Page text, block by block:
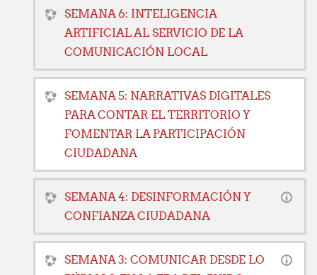
SEMANA 6: INTELIGENCIA
ARTIFICIAL AL SERVICIO DE LA
COMUNICACIÓN LOCAL
SEMANA 5: NARRATIVAS DIGITALES
PARA CONTAR EL TERRITORIO Y
FOMENTAR LA PARTICIPACIÓN
CIUDADANA
SEMANA 4: DESINFORMACIÓN Y
CONFIANZA CIUDADANA
SEMANA 3: COMUNICAR DESDE LO